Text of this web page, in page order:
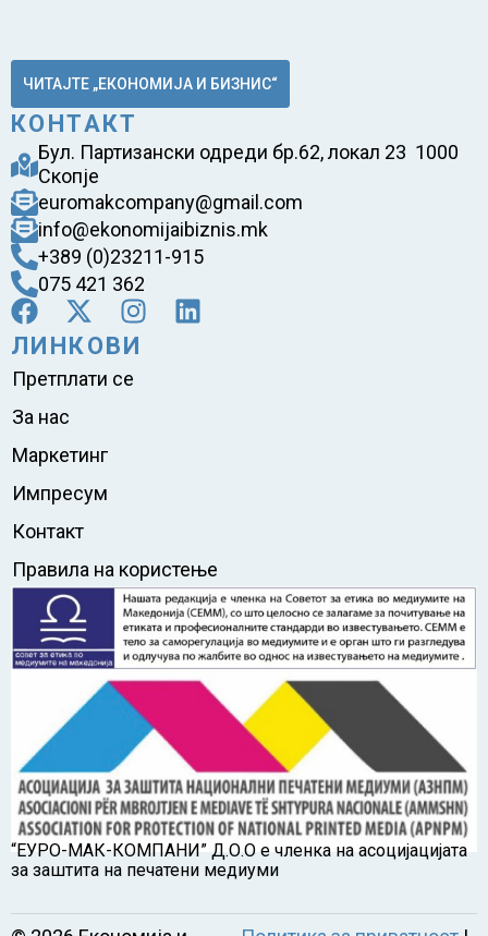
ЧИТАЈТЕ „ЕКОНОМИЈА И БИЗНИС“
КОНТАКТ
Бул. Партизански одреди бр.62, локал 23 1000
Скопје
euromakcompany@gmail.com
info@ekonomijaibiznis.mk
+389 (0)23211-915
075 421 362
ЛИНКОВИ
Претплати се
За нас
Маркетинг
Импресум
Контакт
Правила на користење
“ЕУРО-МАК-КОМПАНИ” Д.О.О е членка на асоцијацијата
за заштита на печатени медиуми